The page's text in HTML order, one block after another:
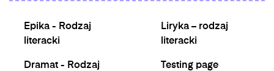
Epika - Rodzaj
literacki
Dramat - Rodzaj
Liryka – rodzaj
literacki
Testing page